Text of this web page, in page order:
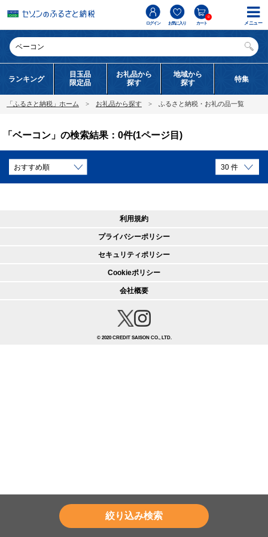
ログイン お気に入り カート
0
ランキング
目玉品
限定品
お礼品から
探す
地域から
探す
特集
「ふるさと納税」ホーム お礼品から探す ふるさと納税・お礼の品一覧
「ベーコン」の検索結果：0件(1ページ目)
利用規約
プライバシーポリシー
セキュリティポリシー
Cookieポリシー
会社概要
© 2020 CREDIT SAISON CO., LTD.
メニュー